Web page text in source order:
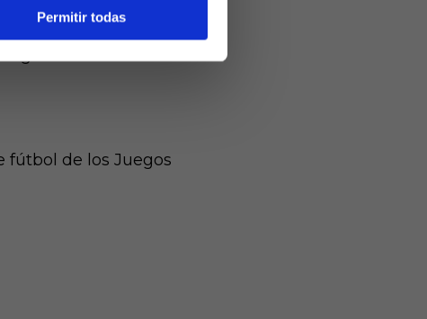
Permitir todas
fue adivinado por el
gol de la victoria unos
fútbol de los Juegos